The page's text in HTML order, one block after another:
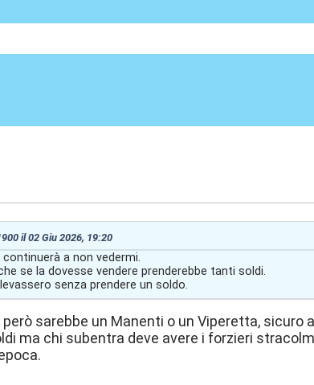
il 02 Giu 2026, 19:20
a non vedermi.
se la dovesse vendere prenderebbe tanti soldi.
senza prendere un soldo.
sarebbe un Manenti o un Viperetta, sicuro
ma chi subentra deve avere i forzieri